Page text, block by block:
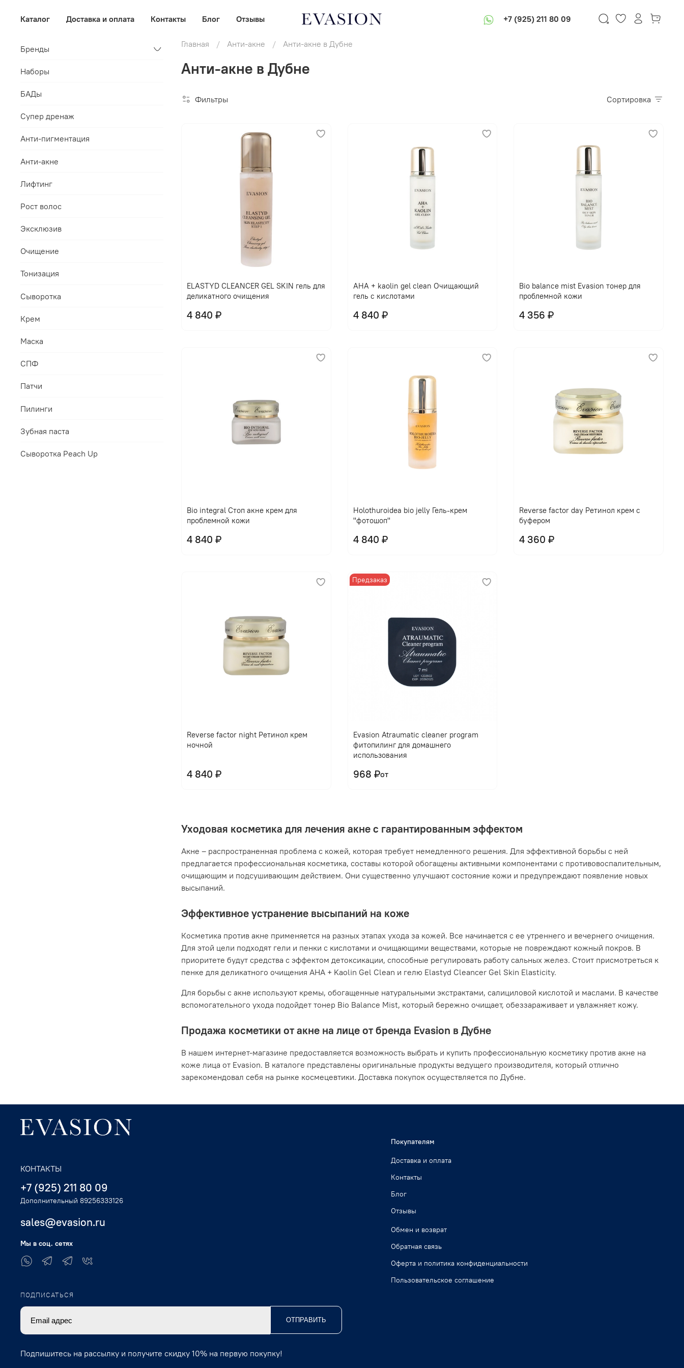
Каталог Доставка и оплата Контакты Блог Отзывы +7 (925) 211 80 09
Главная Анти-акне Анти-акне в Дубне
Анти-акне в Дубне
Фильтры Сортировка
ELASTYD CLEANCER GEL SKIN гель для
деликатного очищения
4 840 ₽
В корзину
AHA + kaolin gel clean Очищающий
гель с кислотами
4 840 ₽
Bio balance mist Evasion тонер для
проблемной кожи
4 356 ₽
Bio integral Стоп акне крем для
проблемной кожи
4 840 ₽
Holothuroidea bio jelly Гель-крем
"фотошоп"
4 840 ₽
Reverse factor day Ретинол крем с
буфером
4 360 ₽
Reverse factor night Ретинол крем
ночной
4 840 ₽
Предзаказ
Evasion Atraumatic cleaner program
фитопилинг для домашнего
использования
от
968 ₽
Уходовая косметика для лечения акне с гарантированным эффектом
Акне – распространенная проблема с кожей, которая требует немедленного решения. Для эффективной борьбы с ней
предлагается профессиональная косметика, составы которой обогащены активными компонентами с противовоспалительным,
очищающим и подсушивающим действием. Они существенно улучшают состояние кожи и предупреждают появление новых
высыпаний.
Эффективное устранение высыпаний на коже
Косметика против акне применяется на разных этапах ухода за кожей. Все начинается с ее утреннего и вечернего очищения.
Для этой цели подходят гели и пенки с кислотами и очищающими веществами, которые не повреждают кожный покров. В
приоритете будут средства с эффектом детоксикации, способные регулировать работу сальных желез. Стоит присмотреться к
пенке для деликатного очищения AHA + Kaolin Gel Clean и гелю Elastyd Cleancer Gel Skin Elasticity.
Для борьбы с акне используют кремы, обогащенные натуральными экстрактами, салициловой кислотой и маслами. В качестве
вспомогательного ухода подойдет тонер Bio Balance Mist, который бережно очищает, обеззараживает и увлажняет кожу.
Продажа косметики от акне на лице от бренда Evasion в Дубне
В нашем интернет-магазине предоставляется возможность выбрать и купить профессиональную косметику против акне на
коже лица от Evasion. В каталоге представлены оригинальные продукты ведущего производителя, который отлично
зарекомендовал себя на рынке космецевтики. Доставка покупок осуществляется по Дубне.
Бренды
Наборы
БАДы
Супер дренаж
Анти-пигментация
Анти-акне
Лифтинг
Рост волос
Эксклюзив
Очищение
Тонизация
Сыворотка
Крем
Маска
СПФ
Патчи
Пилинги
Зубная паста
Сыворотка Peach Up
Покупателям
Доставка и оплата
Контакты
Блог
Отзывы
Обмен и возврат
Обратная связь
Оферта и политика конфиденциальности
Пользовательское соглашение
КОНТАКТЫ
+7 (925) 211 80 09
Дополнительный 89256333126
sales@evasion.ru
Мы в соц. сетях
ПОДПИСАТЬСЯ
ОТПРАВИТЬ
Подпишитесь на рассылку и получите скидку 10% на первую покупку!